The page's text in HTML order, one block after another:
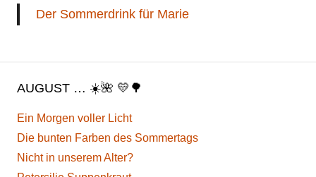
Der Sommerdrink für Marie
AUGUST … ☀️🌺 💛🌳
Ein Morgen voller Licht
Die bunten Farben des Sommertags
Nicht in unserem Alter?